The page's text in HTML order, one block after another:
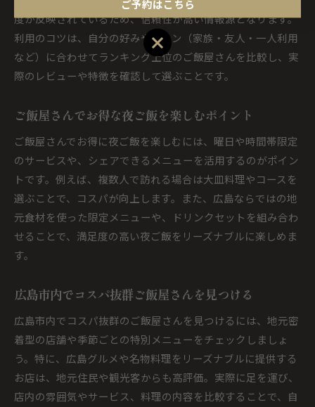
度が反映されているため、信頼性が高い情報源となります。
利用のコツは、自分の好みやシーン（家族・友人・一人利用
など）に合わせてランキング上位のご飯屋さんを比較し、実
際のレビューや特徴を確認して選ぶことです。
ご飯屋さんでお得な夜ご飯を楽しむポイント
ご飯屋さんでお得に夜ご飯を楽しむには、曜日や時間帯限定
のサービスや、シェアできるメニューを活用するのがポイン
トです。例えば、複数人で訪れる場合は大皿料理やコースを
選ぶことで、コスパが向上します。また、広島ならではの地
元食材を使った限定メニューや、ドリンクセットを組み合わ
せることで、満足度の高い夜ご飯をリーズナブルに楽しめま
す。
広島市内でコスパ抜群ご飯屋さんを見つける
広島市内でコスパ抜群のご飯屋さんを見つけるには、地元密
着型の店舗や季節ごとの特別メニューをチェックしましょ
う。特に、広島グルメや名物料理をリーズナブルに提供する
お店は、地元住民や観光客からも高評価。実際に足を運び、
店内の雰囲気やサービス、料理の内容を比較することで、自
ご予約はこちら
ご予約はこちら